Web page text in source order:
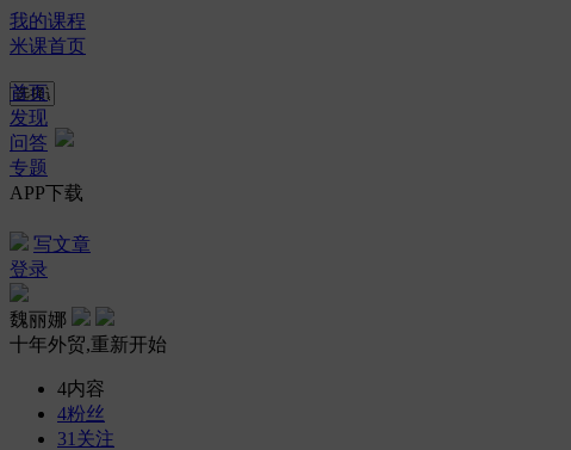
我的课程
米课首页
首页
发现
问答
专题
APP下载
写文章
登录
魏丽娜
十年外贸,重新开始
4内容
4粉丝
31 关注